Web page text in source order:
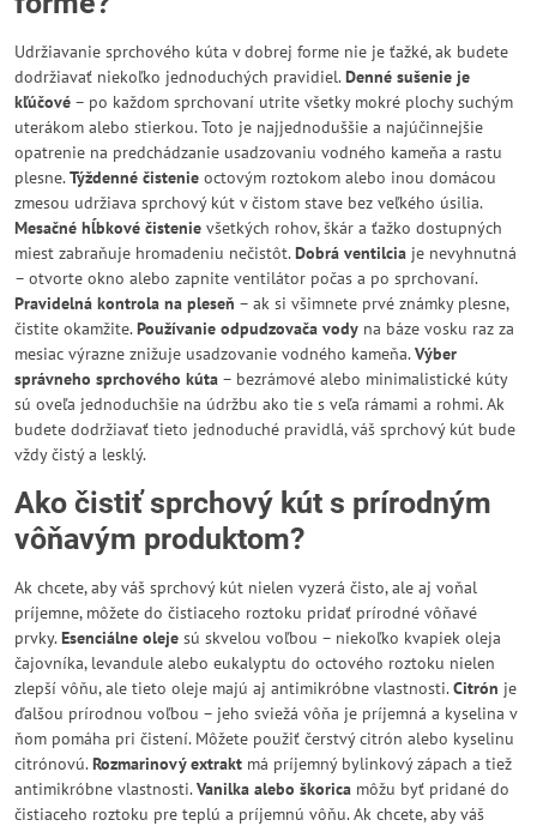
Udržiavanie sprchového kúta v dobrej forme nie je ťažké, ak budete
dodržiavať niekoľko jednoduchých pravidiel.Denné sušenie je
kľúčové – po každom sprchovaní utrite všetky mokré plochy suchým
uterákom alebo stierkou. Toto je najjednoduššie a najúčinnejšie
opatrenie na predchádzanie usadzovaniu vodného kameňa a rastu
plesne.Týždenné čistenie octovým roztokom alebo inou domácou
zmesou udržiava sprchový kút v čistom stave bez veľkého úsilia.
Mesačné hĺbkové čistenie všetkých rohov, škár a ťažko dostupných
miest zabraňuje hromadeniu nečistôt.Dobrá ventilcia je nevyhnutná
– otvorte okno alebo zapnite ventilátor počas a po sprchovaní.
Pravidelná kontrola na pleseň – ak si všimnete prvé známky plesne,
čistite okamžite.Používanie odpudzovača vody na báze vosku raz za
mesiac výrazne znižuje usadzovanie vodného kameňa.Výber
správneho sprchového kúta – bezrámové alebo minimalistické kúty
sú oveľa jednoduchšie na údržbu ako tie s veľa rámami a rohmi. Ak
budete dodržiavať tieto jednoduché pravidlá, váš sprchový kút bude
vždy čistý a lesklý.
Ako čistiť sprchový kút s prírodným
vôňavým produktom?
Ak chcete, aby váš sprchový kút nielen vyzerá čisto, ale aj voňal
príjemne, môžete do čistiaceho roztoku pridať prírodné vôňavé
prvky.Esenciálne oleje sú skvelou voľbou – niekoľko kvapiek oleja
čajovníka, levandule alebo eukalyptu do octového roztoku nielen
zlepší vôňu, ale tieto oleje majú aj antimikróbne vlastnosti.Citrón je
ďalšou prírodnou voľbou – jeho sviežá vôňa je príjemná a kyselina v
ňom pomáha pri čistení. Môžete použiť čerstvý citrón alebo kyselinu
citrónovú.Rozmarinový extrakt má príjemný bylinkový zápach a tiež
antimikróbne vlastnosti.Vanilka alebo škorica môžu byť pridané do
čistiaceho roztoku pre teplú a príjemnú vôňu. Ak chcete, aby váš